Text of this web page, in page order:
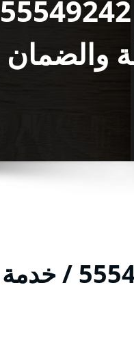
والضمان
شركة تنظيف منازل القيروان / 55549242 / خدمة